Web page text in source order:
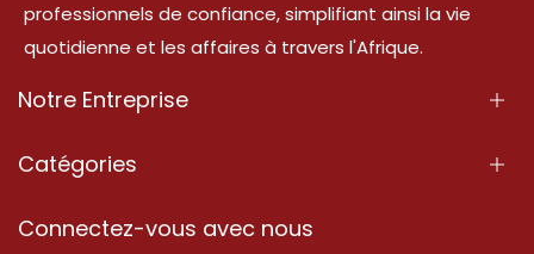
professionnels de confiance, simplifiant ainsi la vie
quotidienne et les affaires à travers l'Afrique.
Notre Entreprise
À Propos
Catégories
Propriété
Connectez-vous avec nous